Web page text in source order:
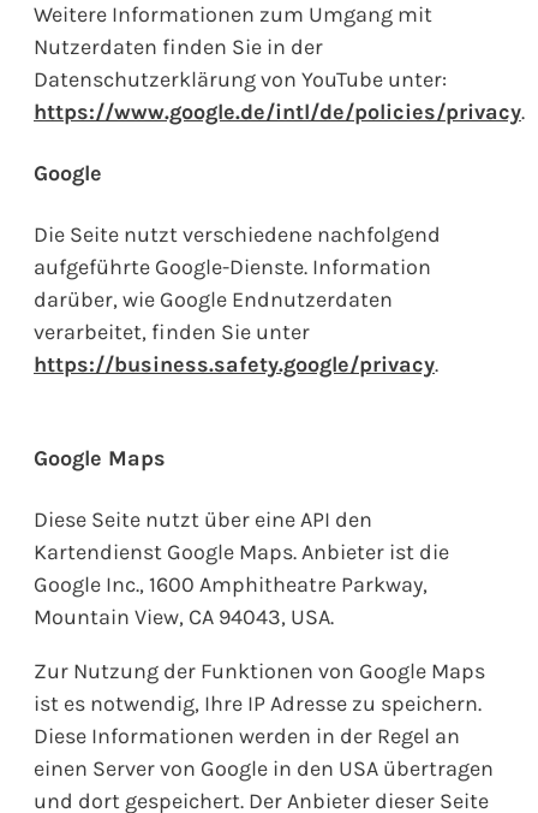
Weitere Informationen zum Umgang mit
Nutzerdaten finden Sie in der
Datenschutzerklärung von YouTube unter:
https://www.google.de/intl/de/policies/privacy.
Google
Die Seite nutzt verschiedene nachfolgend
aufgeführte Google-Dienste. Information
darüber, wie Google Endnutzerdaten
verarbeitet, finden Sie unter
https://business.safety.google/privacy.
Google Maps
Diese Seite nutzt über eine API den
Kartendienst Google Maps. Anbieter ist die
Google Inc., 1600 Amphitheatre Parkway,
Mountain View, CA 94043, USA.
Zur Nutzung der Funktionen von Google Maps
ist es notwendig, Ihre IP Adresse zu speichern.
Diese Informationen werden in der Regel an
einen Server von Google in den USA übertragen
und dort gespeichert. Der Anbieter dieser Seite